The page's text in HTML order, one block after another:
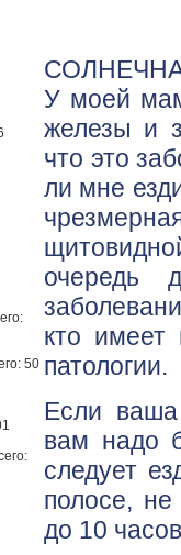
50
У моей
железы и
что это
ли мне
очередь
кто имеет
патологии.
Если
вам надо
следует
полосе,
до 10